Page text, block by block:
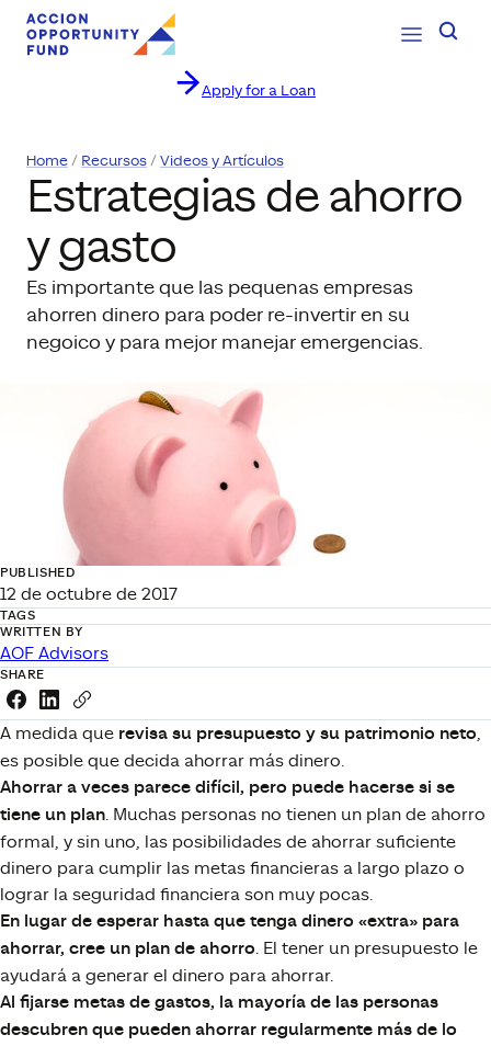
Apply for a Loan
Open
Home Recursos Videos y Artículos
Estrategias de ahorro
y gasto
Es importante que las pequenas empresas
ahorren dinero para poder re-invertir en su
negoico y para mejor manejar emergencias.
PUBLISHED
12 de octubre de 2017
TAGS
WRITTEN BY
AOF Advisors
SHARE
Share this link on Facebook
Share this link on LinkedIn
Copy a link to your clipboard
A medida que revisa su presupuesto y su patrimonio neto,
es posible que decida ahorrar más dinero.
Ahorrar a veces parece difícil, pero puede hacerse si se
tiene un plan. Muchas personas no tienen un plan de ahorro
formal, y sin uno, las posibilidades de ahorrar suficiente
dinero para cumplir las metas financieras a largo plazo o
lograr la seguridad financiera son muy pocas.
En lugar de esperar hasta que tenga dinero «extra» para
ahorrar, cree un plan de ahorro. El tener un presupuesto le
ayudará a generar el dinero para ahorrar.
Al fijarse metas de gastos, la mayoría de las personas
descubren que pueden ahorrar regularmente más de lo